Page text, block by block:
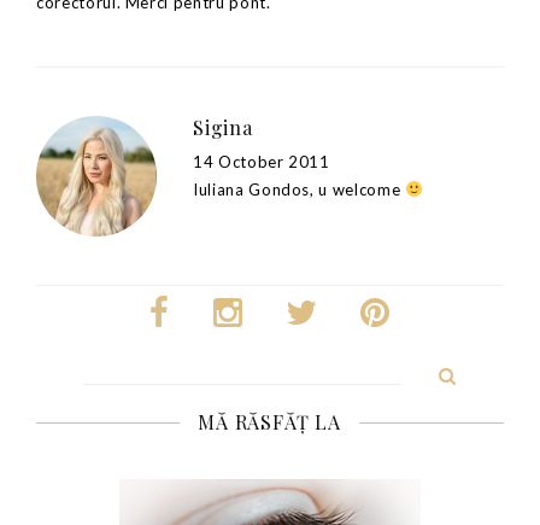
Sigina
14 October 2011
Iuliana Gondos, u welcome
MĂ RĂSFĂȚ LA